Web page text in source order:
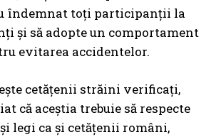
îndemnat toți participanții la
și să adopte un comportament
evitarea accidentelor.
cetățenii străini verificați,
că aceștia trebuie să respecte
legi ca și cetățenii români,